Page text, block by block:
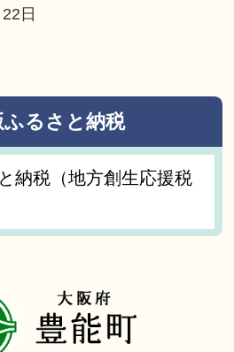
日
ふるさと納税
納税（地方創生応援税